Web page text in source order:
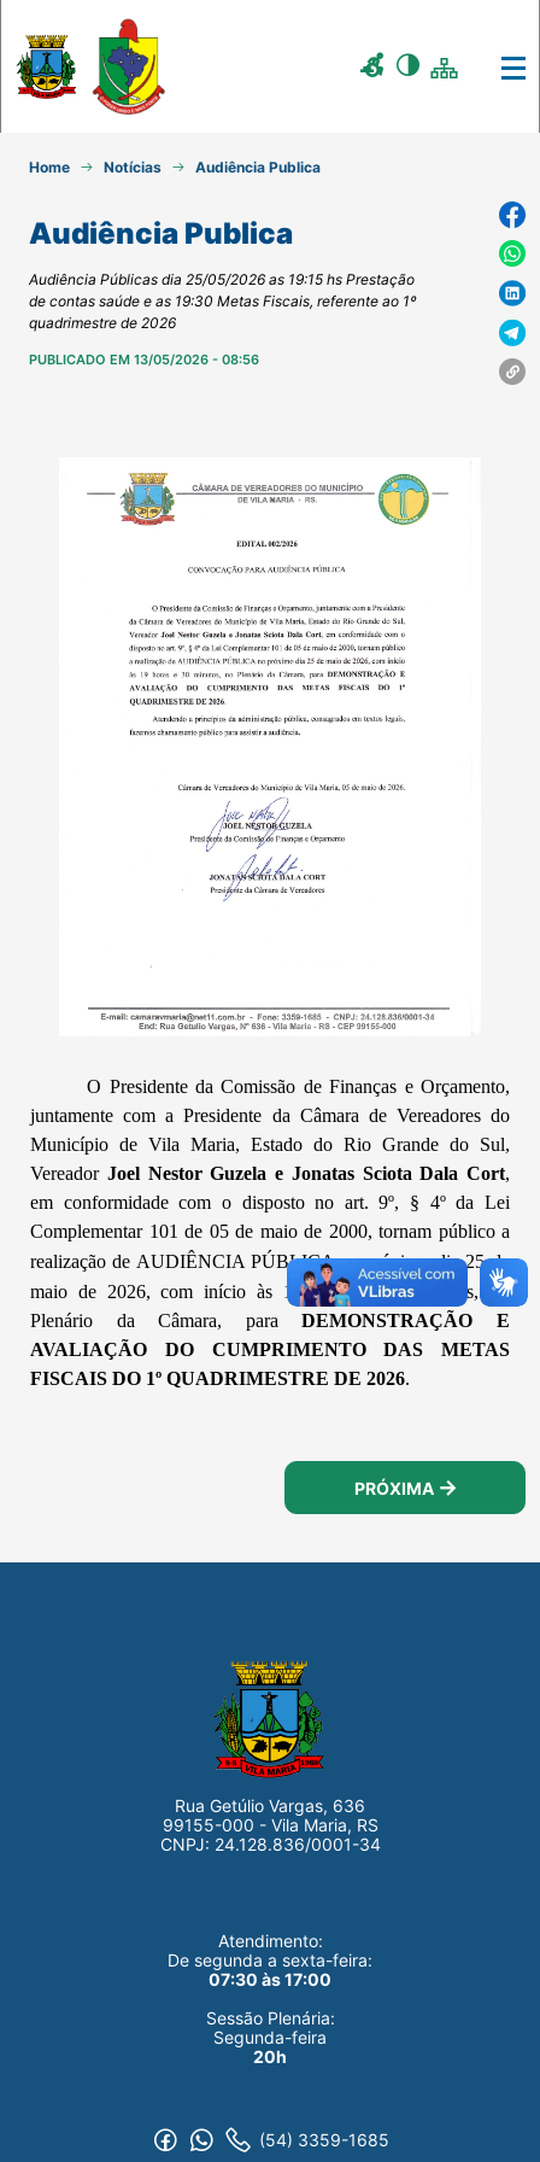
Home Notícias Audiência Publica
Audiência Publica
Audiência Públicas dia 25/05/2026 as 19:15 hs Prestação
de contas saúde e as 19:30 Metas Fiscais, referente ao 1º
quadrimestre de 2026
PUBLICADO EM 13/05/2026 - 08:56
O Presidente da Comissão de Finanças e Orçamento,
juntamente com a Presidente da Câmara de Vereadores do
Município de Vila Maria, Estado do Rio Grande do Sul,
Vereador Joel Nestor Guzela e Jonatas Sciota Dala Cort,
em conformidade com o disposto no art. 9º, § 4º da Lei
Complementar 101 de 05 de maio de 2000, tornam público a
realização de AUDIÊNCIA PÚBLICA no próximo dia 25 de
maio de 2026, com início às 19 horas e 30 minutos,
no
Plenário da Câmara, paraDEMONSTRAÇÃO E
AVALIAÇÃO DO CUMPRIMENTO DAS METAS
FISCAIS DO 1º QUADRIMESTRE DE 2026.
PRÓXIMA
Rua Getúlio Vargas, 636
99155-000 - Vila Maria, RS
CNPJ: 24.128.836/0001-34
Atendimento:
De segunda a sexta-feira:
07:30 às 17:00
Sessão Plenária:
Segunda-feira
20h
(54) 3359-1685